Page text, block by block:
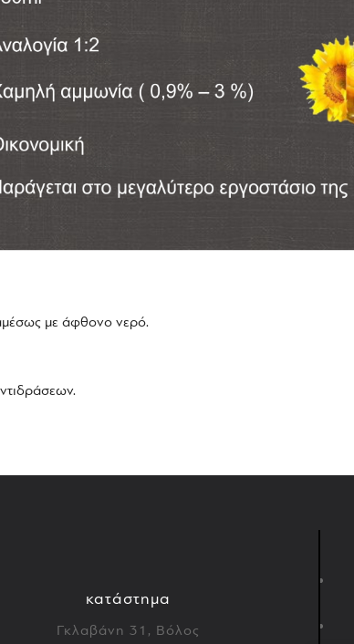
με άφθονο νερό.
κατάστημα
Γκλαβάνη 31, Βόλος